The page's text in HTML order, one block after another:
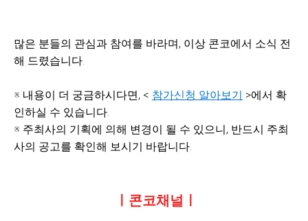
많은 분들의 관심과 참여를 바라며, 이상 콘코에서 소식 전
해 드렸습니다.
※ 내용이 더 궁금하시다면, < 참가신청 알아보기 >에서 확
인하실 수 있습니다.
※ 주최사의 기획에 의해 변경이 될 수 있으니, 반드시 주최
사의 공고를 확인해 보시기 바랍니다.
ㅣ콘코채널ㅣ